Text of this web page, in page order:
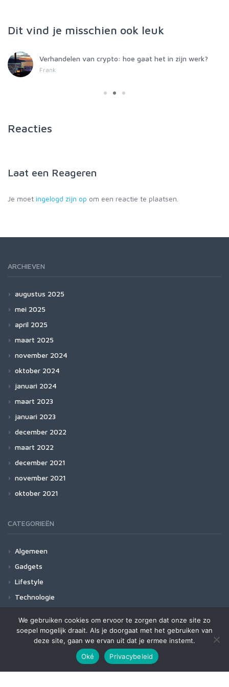
Dit vind je misschien ook leuk
Verhandelen van crypto: hoe gaat het in zijn werk?
Frank
Reacties
Laat een Reageren
Je moet ingelogd zijn op om een reactie te plaatsen.
ARCHIEVEN
augustus 2025
mei 2025
april 2025
maart 2025
november 2024
oktober 2024
januari 2024
maart 2023
januari 2023
december 2022
maart 2022
december 2021
november 2021
oktober 2021
CATEGORIEËN
Algemeen
Gadgets
Lifestyle
Technologie
ThemeVision
We gebruiken cookies om ervoor te zorgen dat onze site zo
soepel mogelijk draait. Als je doorgaat met het gebruiken van
deze site, gaan we ervan uit dat je ermee instemt.
Oké
Privacybeleid